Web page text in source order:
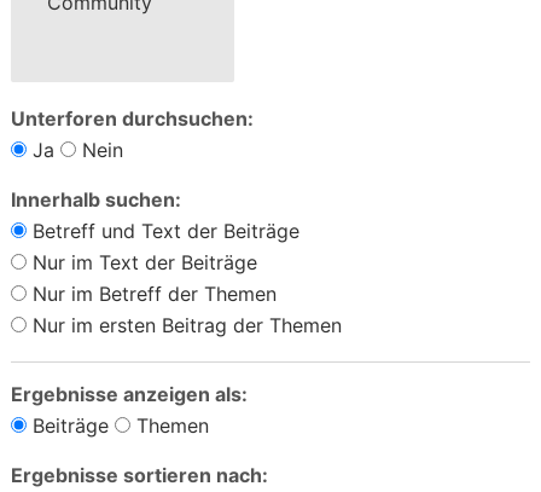
Unterforen durchsuchen:
Ja
Nein
Innerhalb suchen:
Betreff und Text der Beiträge
Nur im Text der Beiträge
Nur im Betreff der Themen
Nur im ersten Beitrag der Themen
Ergebnisse anzeigen als:
Beiträge
Themen
Ergebnisse sortieren nach: